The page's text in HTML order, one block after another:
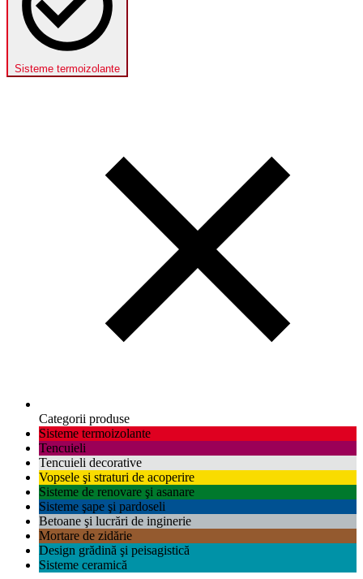
Sisteme termoizolante
Categorii produse
Sisteme termoizolante
Tencuieli
Tencuieli decorative
Vopsele şi straturi de acoperire
Sisteme de renovare şi asanare
Sisteme şape şi pardoseli
Betoane şi lucrări de inginerie
Mortare de zidărie
Design grădină şi peisagistică
Sisteme ceramică